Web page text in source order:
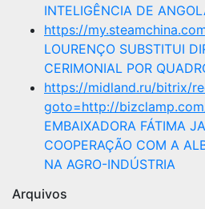
INTELIGÊNCIA DE
https://
LOURENÇO SUBSTITUI
CERIMONIAL POR
https://midland.ru/bitrix/
goto=http://
EMBAIXADORA FÁTIMA
COOPERAÇÃO COM A
NA AGRO-INDÚSTRIA
Arquivos